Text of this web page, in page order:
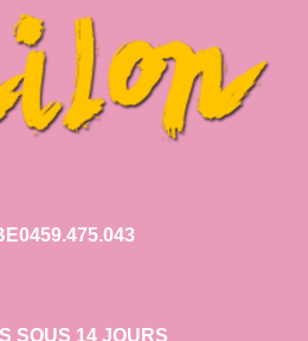
SOUS 14 JOURS